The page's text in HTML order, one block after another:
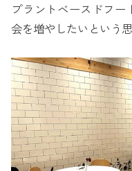
プラントベースドフ
会を増やしたいという